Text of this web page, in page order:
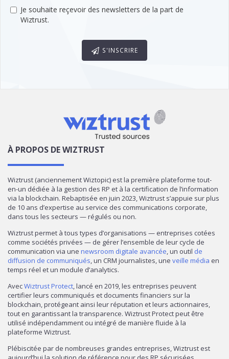
Je souhaite reçevoir des newsletters de la part de
Wiztrust.
S'INSCRIRE
À PROPOS DE WIZTRUST
Wiztrust (anciennement Wiztopic) est la première plateforme tout-
en-un dédiée à la gestion des RP et à la certification de l’information
via la blockchain. Rebaptisée en juin 2023, Wiztrust s’appuie sur plus
de 10 ans d’expertise au service des communications corporate,
dans tous les secteurs — régulés ou non.
Wiztrust permet à tous types d’organisations — entreprises cotées
comme sociétés privées — de gérer l’ensemble de leur cycle de
communication via une newsroom digitale avancée, un outil de
diffusion de communiqués, un CRM journalistes, une veille média en
temps réel et un module d’analytics.
AvecWiztrust Protect, lancé en 2019, les entreprises peuvent
certifier leurs communiqués et documents financiers sur la
blockchain, protégeant ainsi leur réputation et leurs actionnaires,
tout en garantissant la transparence. Wiztrust Protect peut être
utilisé indépendamment ou intégré de manière fluide à la
plateforme Wiztrust.
Plébiscitée par de nombreuses grandes entreprises, Wiztrust est